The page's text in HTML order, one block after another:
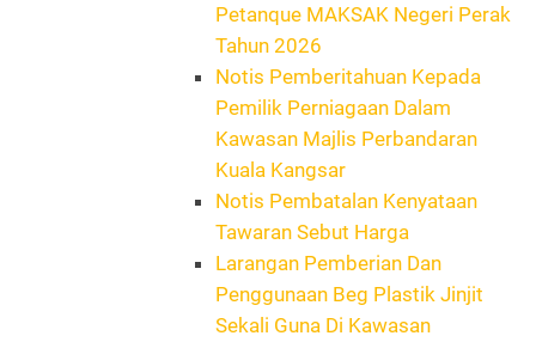
Petanque MAKSAK Negeri Perak
Tahun 2026
Notis Pemberitahuan Kepada
Pemilik Perniagaan Dalam
Kawasan Majlis Perbandaran
Kuala Kangsar
Notis Pembatalan Kenyataan
Tawaran Sebut Harga
Larangan Pemberian Dan
Penggunaan Beg Plastik Jinjit
Sekali Guna Di Kawasan